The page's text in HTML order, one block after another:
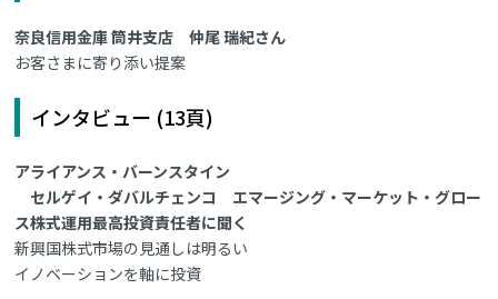
奈良信用金庫 筒井支店 仲尾 瑞紀さん
お客さまに寄り添い提案
インタビュー (13頁)
アライアンス・バーンスタイン
セルゲイ・ダバルチェンコ エマージング・マーケット・グロー
ス株式運用最高投資責任者に聞く
新興国株式市場の見通しは明るい
イノベーションを軸に投資